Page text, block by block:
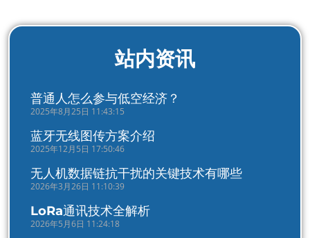
站内资讯
普通人怎么参与低空经济？
2025年8月25日 11:43:15
蓝牙无线图传方案介绍
2025年12月5日 17:50:46
无人机数据链抗干扰的关键技术有哪些
2026年3月26日 11:10:39
LoRa通讯技术全解析
2026年5月6日 11:24:18